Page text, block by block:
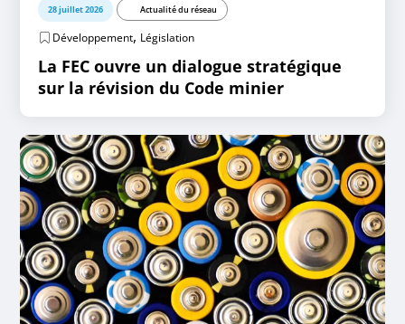
28 juillet 2026 Actualité du réseau
Développement, Législation
La FEC ouvre un dialogue stratégique
sur la révision du Code minier